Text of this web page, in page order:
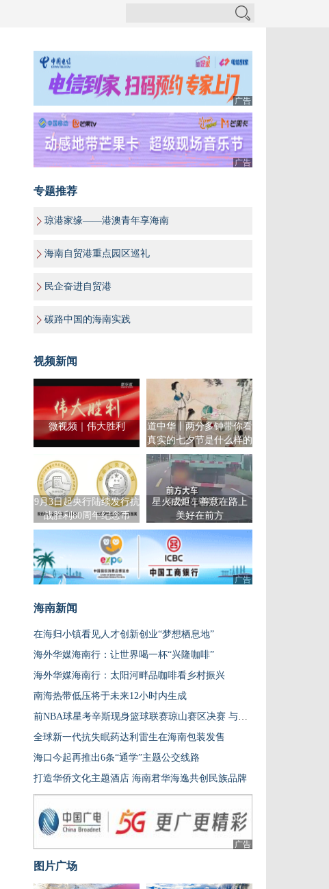
广告
广告
专题推荐
琼港家缘——港澳青年享海南
海南自贸港重点园区巡礼
民企奋进自贸港
碳路中国的海南实践
视频新闻
微视频｜伟大胜利
道中华丨两分多钟带你看
真实的七夕节是什么样的
9月3日起央行陆续发行抗
战胜利80周年纪念币
星火成炬｜善意在路上
美好在前方
广告
海南新闻
在海归小镇看见人才创新创业“梦想栖息地”
海外华媒海南行：让世界喝一杯“兴隆咖啡”
海外华媒海南行：太阳河畔品咖啡看乡村振兴
南海热带低压将于未来12小时内生成
前NBA球星考辛斯现身篮球联赛琼山赛区决赛 与草根球员同场互动
全球新一代抗失眠药达利雷生在海南包装发售
海口今起再推出6条“通学”主题公交线路
打造华侨文化主题酒店 海南君华海逸共创民族品牌
广告
图片广场